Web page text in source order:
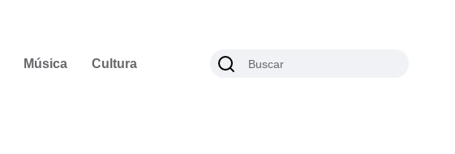
Música Cultura